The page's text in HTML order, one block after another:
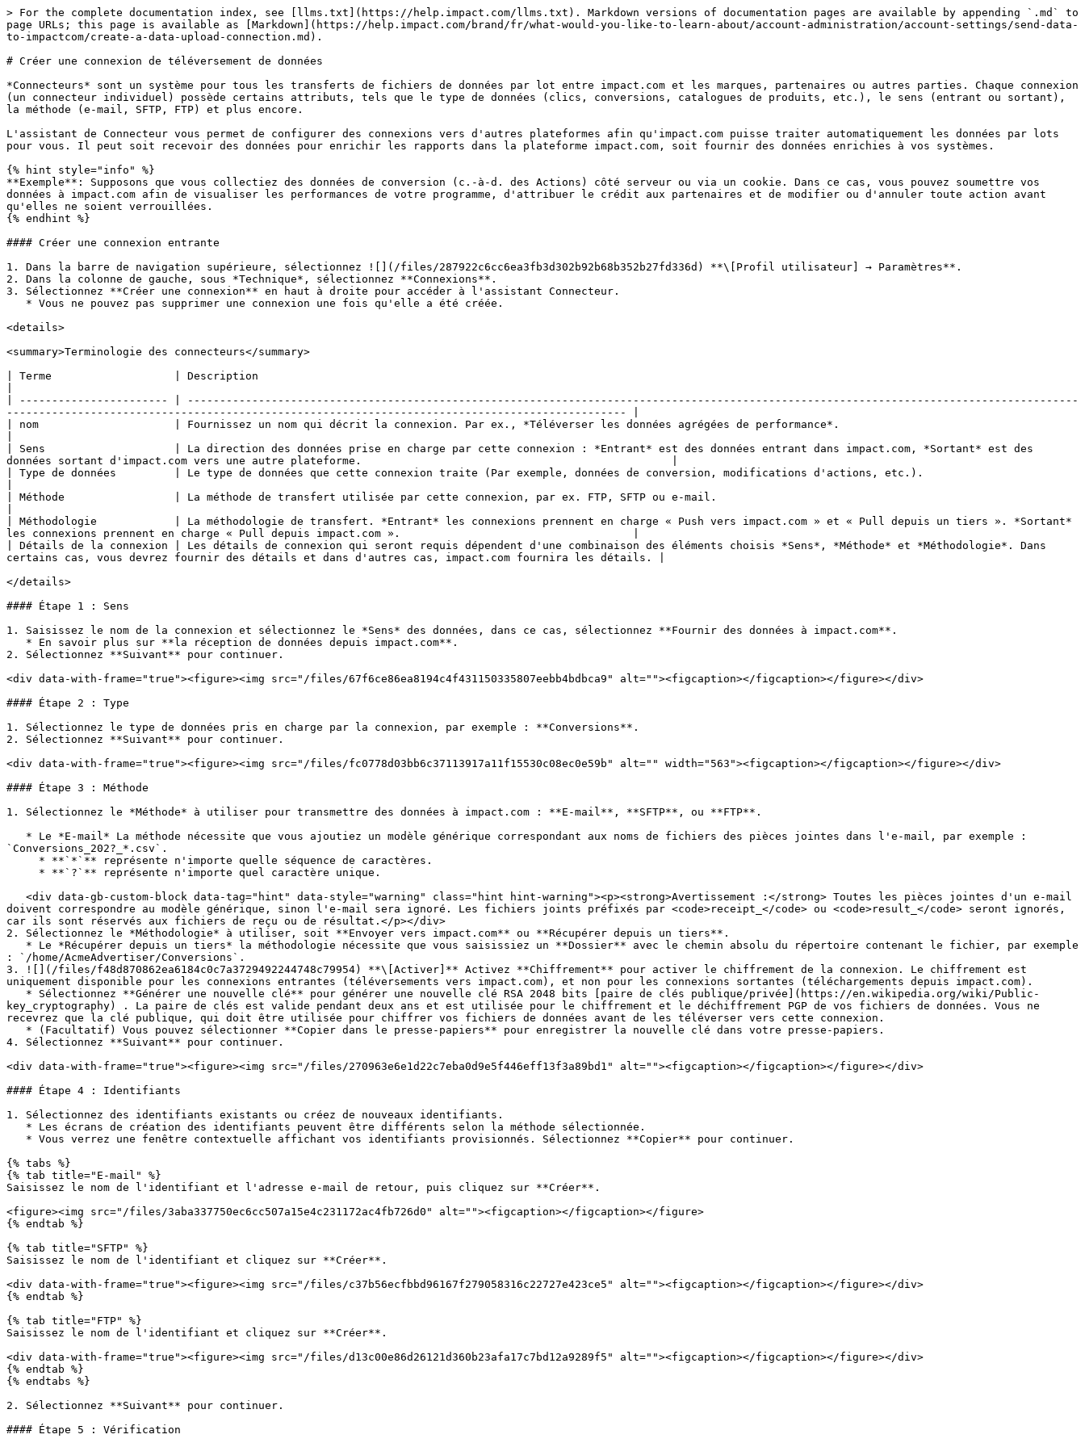
> For the complete documentation index, see [llms.txt](https://help.impact.com/llms.txt). Markdown versions of documentation pages are available by appending `.md` to
page URLs; this page is available as [Markdown](https://help.impact.com/brand/fr/what-would-you-like-to-learn-about/account-administration/account-settings/send-data-
to-impactcom/create-a-data-upload-connection.md).
# Créer une connexion de téléversement de données
*Connecteurs* sont un système pour tous les transferts de fichiers de données par lot entre impact.com et les marques, partenaires ou autres parties. Chaque connexion
(un connecteur individuel) possède certains attributs, tels que le type de données (clics, conversions, catalogues de produits, etc.), le sens (entrant ou sortant),
la méthode (e-mail, SFTP, FTP) et plus encore.
L'assistant de Connecteur vous permet de configurer des connexions vers d'autres plateformes afin qu'impact.com puisse traiter automatiquement les données par lots
pour vous. Il peut soit recevoir des données pour enrichir les rapports dans la plateforme impact.com, soit fournir des données enrichies à vos systèmes.
{% hint style="info" %}
**Exemple**: Supposons que vous collectiez des données de conversion (c.-à-d. des Actions) côté serveur ou via un cookie. Dans ce cas, vous pouvez soumettre vos
données à impact.com afin de visualiser les performances de votre programme, d'attribuer le crédit aux partenaires et de modifier ou d'annuler toute action avant
qu'elles ne soient verrouillées.
{% endhint %}
#### Créer une connexion entrante
1. Dans la barre de navigation supérieure, sélectionnez ![](/files/287922c6cc6ea3fb3d302b92b68b352b27fd336d) **\[Profil utilisateur] → Paramètres**.
2. Dans la colonne de gauche, sous *Technique*, sélectionnez **Connexions**.
3. Sélectionnez **Créer une connexion** en haut à droite pour accéder à l'assistant Connecteur.
<details>
<summary>Terminologie des connecteurs</summary>
| Terme                   | Description
| ----------------------- | ------------------------------------------------------------------------------------------------------------------------------------------
------------------------------------------------------------------------------------------------ |
| nom                     | Fournissez un nom qui décrit la connexion. Par ex., *Téléverser les données agrégées de performance*.
| Sens                    | La direction des données prise en charge par cette connexion : *Entrant* est des données entrant dans impact.com, *Sortant* est des
données sortant d'impact.com vers une autre plateforme.                                                |
| Type de données         | Le type de données que cette connexion traite (Par exemple, données de conversion, modifications d'actions, etc.).
| Méthode                 | La méthode de transfert utilisée par cette connexion, par ex. FTP, SFTP ou e-mail.
| Méthodologie            | La méthodologie de transfert. *Entrant* les connexions prennent en charge « Push vers impact.com » et « Pull depuis un tiers ». *Sortant*
les connexions prennent en charge « Pull depuis impact.com ».                                    |
| Détails de la connexion | Les détails de connexion qui seront requis dépendent d'une combinaison des éléments choisis *Sens*, *Méthode* et *Méthodologie*. Dans
certains cas, vous devrez fournir des détails et dans d'autres cas, impact.com fournira les détails. |
</details>
#### Étape 1 : Sens
1. Saisissez le nom de la connexion et sélectionnez le *Sens* des données, dans ce cas, sélectionnez **Fournir des données à impact.com**.
2. Sélectionnez **Suivant** pour continuer.
<div data-with-frame="true"><figure><img src="/files/67f6ce86ea8194c4f431150335807eebb4bdbca9" alt=""><figcaption></figcaption></figure></div>
#### Étape 2 : Type
1. Sélectionnez le type de données pris en charge par la connexion, par exemple : **Conversions**.
2. Sélectionnez **Suivant** pour continuer.
<div data-with-frame="true"><figure><img src="/files/fc0778d03bb6c37113917a11f15530c08ec0e59b" alt="" width="563"><figcaption></figcaption></figure></div>
#### Étape 3 : Méthode
1. Sélectionnez le *Méthode* à utiliser pour transmettre des données à impact.com : **E-mail**, **SFTP**, ou **FTP**.
`Conversions_202?_*.csv`.
doivent correspondre au modèle générique, sinon l'e-mail sera ignoré. Les fichiers joints préfixés par <code>receipt_</code> ou <code>result_</code> seront ignorés,
car ils sont réservés aux fichiers de reçu ou de résultat.</p></div>
2. Sélectionnez le *Méthodologie* à utiliser, soit **Envoyer vers impact.com** ou **Récupérer depuis un tiers**.
: `/home/AcmeAdvertiser/Conversions`.
3. ![](/files/f48d870862ea6184c0c7a3729492244748c79954) **\[Activer]** Activez **Chiffrement** pour activer le chiffrement de la connexion. Le chiffrement est
uniquement disponible pour les connexions entrantes (téléversements vers impact.com), et non pour les connexions sortantes (téléchargements depuis impact.com).
key_cryptography) . La paire de clés est valide pendant deux ans et est utilisée pour le chiffrement et le déchiffrement PGP de vos fichiers de données. Vous ne
recevrez que la clé publique, qui doit être utilisée pour chiffrer vos fichiers de données avant de les téléverser vers cette connexion.
4. Sélectionnez **Suivant** pour continuer.
<div data-with-frame="true"><figure><img src="/files/270963e6e1d22c7eba0d9e5f446eff13f3a89bd1" alt=""><figcaption></figcaption></figure></div>
#### Étape 4 : Identifiants
1. Sélectionnez des identifiants existants ou créez de nouveaux identifiants.
{% tabs %}
{% tab title="E-mail" %}
Saisissez le nom de l'identifiant et l'adresse e-mail de retour, puis cliquez sur **Créer**.
<figure><img src="/files/3aba337750ec6cc507a15e4c231172ac4fb726d0" alt=""><figcaption></figcaption></figure>
{% endtab %}
{% tab title="SFTP" %}
Saisissez le nom de l'identifiant et cliquez sur **Créer**.
<div data-with-frame="true"><figure><img src="/files/c37b56ecfbbd96167f279058316c22727e423ce5" alt=""><figcaption></figcaption></figure></div>
{% endtab %}
{% tab title="FTP" %}
Saisissez le nom de l'identifiant et cliquez sur **Créer**.
<div data-with-frame="true"><figure><img src="/files/d13c00e86d26121d360b23afa17c7bd12a9289f5" alt=""><figcaption></figcaption></figure></div>
{% endtab %}
{% endtabs %}
2. Sélectionnez **Suivant** pour continuer.
#### Étape 5 : Vérification